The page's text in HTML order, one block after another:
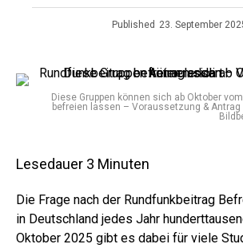
Published 23. September
Diese Gruppen können sich ab Oktober
befreien lassen – Voraussetzung &
Lesedauer 3 Minuten
Die Frage nach der Rundfunkbeitrag
in Deutschland jedes Jahr
Oktober 2025 gibt es dabei für viele